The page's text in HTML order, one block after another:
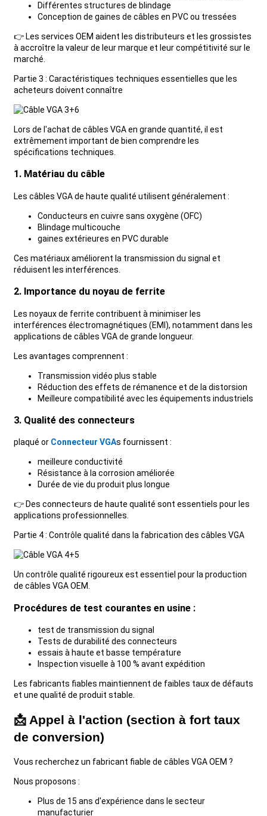
Différentes structures de blindage
Conception de gaines de câbles en PVC ou tressées
👉 Les services OEM aident les distributeurs et les grossistes
à accroître la valeur de leur marque et leur compétitivité sur le
marché.
Partie 3 : Caractéristiques techniques essentielles que les
acheteurs doivent connaître
Lors de l'achat de câbles VGA en grande quantité, il est
extrêmement important de bien comprendre les
spécifications techniques.
1. Matériau du câble
Les câbles VGA de haute qualité utilisent généralement :
Conducteurs en cuivre sans oxygène (OFC)
Blindage multicouche
gaines extérieures en PVC durable
Ces matériaux améliorent la transmission du signal et
réduisent les interférences.
2. Importance du noyau de ferrite
Les noyaux de ferrite contribuent à minimiser les
interférences électromagnétiques (EMI), notamment dans les
applications de câbles VGA de grande longueur.
Les avantages comprennent :
Transmission vidéo plus stable
Réduction des effets de rémanence et de la distorsion
Meilleure compatibilité avec les équipements industriels
3. Qualité des connecteurs
plaqué or Connecteur VGAs fournissent :
meilleure conductivité
Résistance à la corrosion améliorée
Durée de vie du produit plus longue
👉 Des connecteurs de haute qualité sont essentiels pour les
applications professionnelles.
Partie 4 : Contrôle qualité dans la fabrication des câbles VGA
Un contrôle qualité rigoureux est essentiel pour la production
de câbles VGA OEM.
Procédures de test courantes en usine :
test de transmission du signal
Tests de durabilité des connecteurs
essais à haute et basse température
Inspection visuelle à 100 % avant expédition
Les fabricants fiables maintiennent de faibles taux de défauts
et une qualité de produit stable.
📩 Appel à l'action (section à fort taux
de conversion)
Vous recherchez un fabricant fiable de câbles VGA OEM ?
Nous proposons :
Plus de 15 ans d'expérience dans le secteur
manufacturier